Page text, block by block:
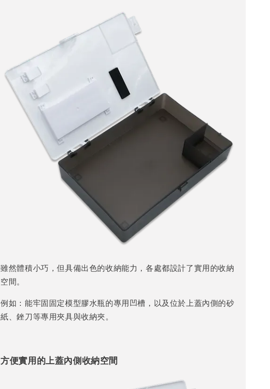
雖然體積小巧，但具備出色的收納能力，各處都設計了實用的收納
空間。
例如：能牢固固定模型膠水瓶的專用凹槽，以及位於上蓋內側的砂
紙、銼刀等專用夾具與收納夾。
方便實用的上蓋內側收納空間